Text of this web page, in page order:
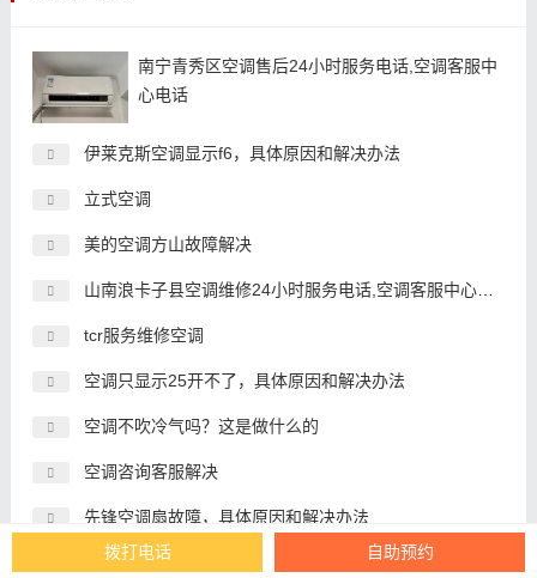
南宁青秀区空调售后24小时服务电话,空调客服中
心电话
伊莱克斯空调显示f6，具体原因和解决办法
立式空调
美的空调方山故障解决
山南浪卡子县空调维修24小时服务电话,空调客服中心电话
tcr服务维修空调
空调只显示25开不了，具体原因和解决办法
空调不吹冷气吗？这是做什么的
空调咨询客服解决
先锋空调扇故障，具体原因和解决办法
拨打电话
自助预约